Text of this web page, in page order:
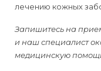
лечению кожных
Запишитесь на
и наш специалист
медицинскую